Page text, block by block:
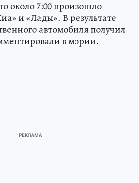
около 7:00 произошло
и «Лады». В результате
автомобиля получил
в мэрии.